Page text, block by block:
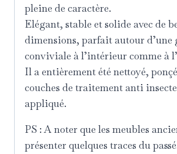
pleine de caractère.
Elégant, stable et solide avec de
dimensions, parfait autour d’une
conviviale à l’intérieur comme à
Il a entièrement été nettoyé,
couches de traitement anti
appliqué.
PS : A noter que les meubles
présenter quelques traces du